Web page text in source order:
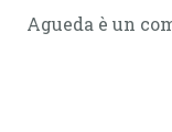
Agueda è un